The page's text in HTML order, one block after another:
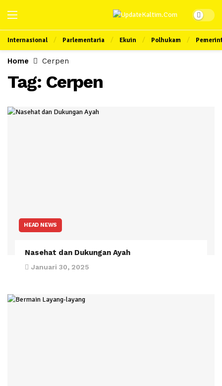
Internasional Parlementaria Ekuin Polhukam
Home Cerpen
Tag: Cerpen
HEAD NEWS
Nasehat dan Dukungan Ayah
Januari 30, 2025